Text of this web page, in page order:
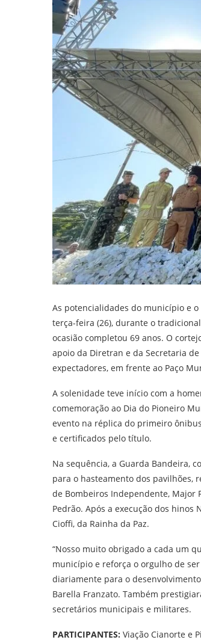
As potencialidades do município e
terça-feira (26), durante o
ocasião completou 69 anos. O
apoio da Diretran e da Secretaria
expectadores, em frente ao Paço
A solenidade teve início com a
comemoração ao Dia do Pioneiro
evento na réplica do primeiro
e certificados pelo título.
Na sequência, a Guarda Bandeira,
para o hasteamento dos pavilhões,
de Bombeiros Independente, Major
Pedrão. Após a execução dos
Cioffi, da Rainha da Paz.
“Nosso muito obrigado a cada um
município e reforça o orgulho de
diariamente para o
Barella Franzato. Também
secretários municipais e militares.
PARTICIPANTES: Viação Cianorte e